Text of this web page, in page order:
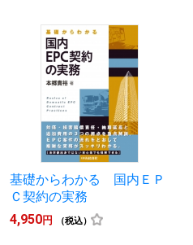
基礎からわかる 国内ＥＰ
Ｃ契約の実務
4,950円 （税込）